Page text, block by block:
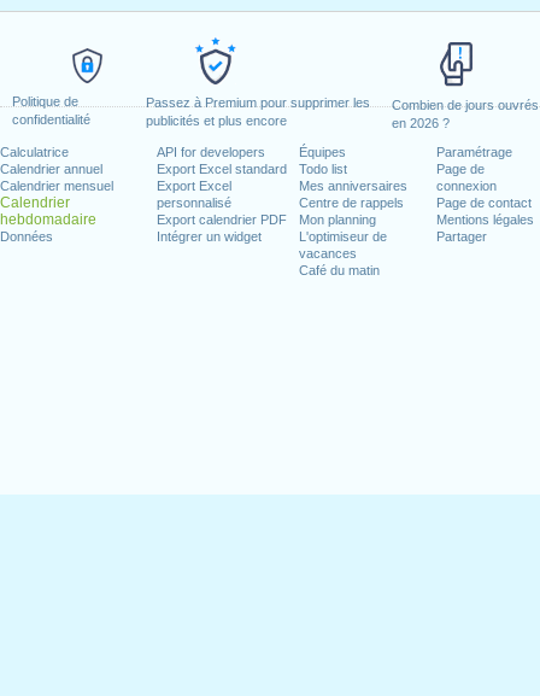
Politique de
confidentialité
Passez à Premium pour supprimer les
publicités et plus encore
Combien de jours ouvrés
en 2026 ?
Calculatrice
Calendrier annuel
Calendrier mensuel
Calendrier
hebdomadaire
Données
API for developers
Export Excel standard
Export Excel
personnalisé
Export calendrier PDF
Intégrer un widget
Équipes
Todo list
Mes anniversaires
Centre de rappels
Mon planning
L'optimiseur de
vacances
Café du matin
Paramétrage
Page de
connexion
Page de contact
Mentions légales
Partager